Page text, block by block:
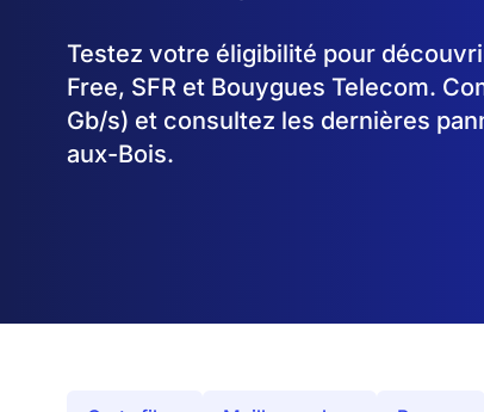
Testez votre éligibilité pour
Free, SFR et Bouygues Telecom.
Gb/s) et consultez les dernières
aux-Bois.